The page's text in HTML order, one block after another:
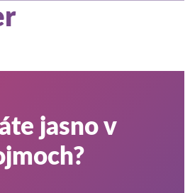
jasno v